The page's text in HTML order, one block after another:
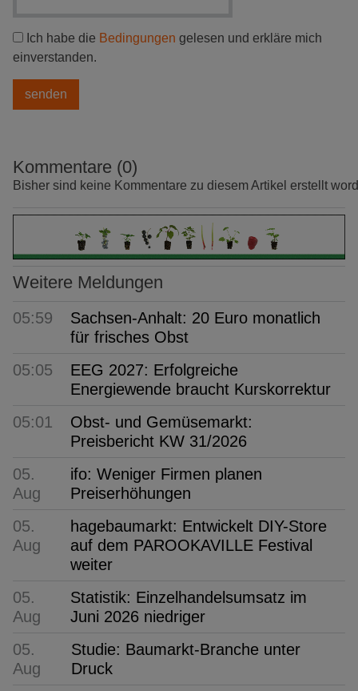
Ich habe die Bedingungen gelesen und erkläre mich
einverstanden.
Kommentare (0)
Bisher sind keine Kommentare zu diesem Artikel erstellt
Weitere Meldungen
05:59
Sachsen-Anhalt: 20 Euro monatlich
für frisches Obst
05:05
EEG 2027: Erfolgreiche
Energiewende braucht Kurskorrektur
05:01
Obst- und Gemüsemarkt:
Preisbericht KW 31/2026
05.
Aug
ifo: Weniger Firmen planen
Preiserhöhungen
05.
Aug
hagebaumarkt: Entwickelt DIY-Store
auf dem PAROOKAVILLE Festival
weiter
05.
Aug
Statistik: Einzelhandelsumsatz im
Juni 2026 niedriger
05.
Aug
Studie: Baumarkt-Branche unter
Druck